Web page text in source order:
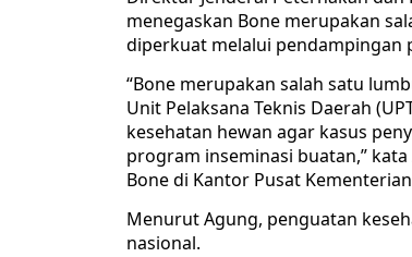
menegaskan Bone merupakan
diperkuat melalui pendampingan
“Bone merupakan salah satu
Unit Pelaksana Teknis Daerah
kesehatan hewan agar kasus
program inseminasi buatan,”
Bone di Kantor Pusat
Menurut Agung, penguatan
nasional.